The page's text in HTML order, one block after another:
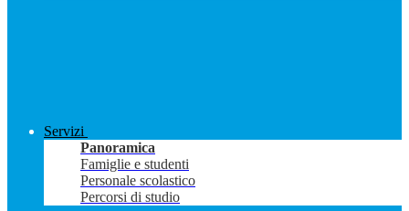
Servizi
Panoramica
Famiglie e studenti
Personale scolastico
Percorsi di studio